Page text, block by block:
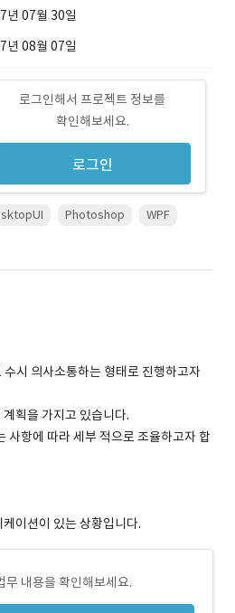
년 07월 30일
년 08월 07일
로그인해서 프로젝트 정보를
확인해보세요.
로그인
Photoshop WPF
시 의사소통하는 형태로 진행하고자
획을 가지고 있습니다.
사항에 따라 세부 적으로 조율하고자 합
이션이 있는 상황입니다.
무 내용을 확인해보세요.